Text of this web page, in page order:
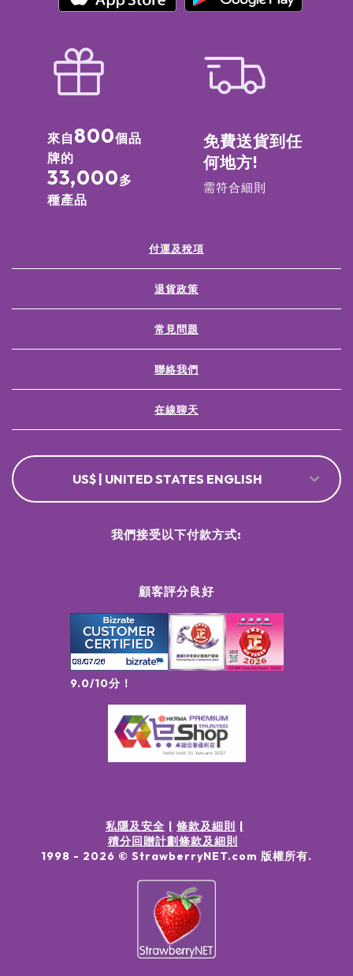
來自 800個品
牌的
33,000多
種產品
免費送貨到任
何地方!
需符合細則
付運及稅項
退貨政策
常見問題
聯絡我們
在線聊天
US$ | UNITED STATES ENGLISH
顧客評分良好
9.0/10分！
我們接受以下付款方式:
私隱及安全
條款及細則
積分回贈計劃條款及細則
1998 - 2026 © StrawberryNET.com 版權所有.